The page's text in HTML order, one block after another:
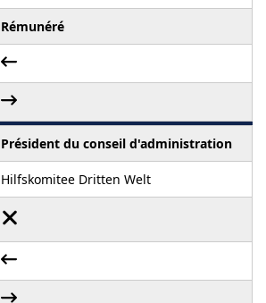
Rémunéré
Président du conseil d'administration
Hilfskomitee Dritten Welt